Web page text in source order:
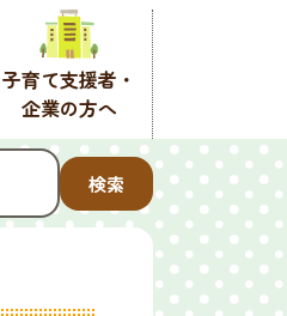
子育て支援者・
企業の方へ
検索